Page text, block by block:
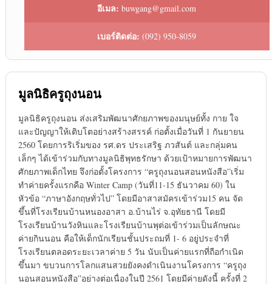
อีเมล: buwgang@gmail.com
เบอร์ติดต่อ: (092) 950-8059
มูลนิธิครูถุงนอน
มูลนิธิครูถุงนอน ส่งเสริมพัฒนาศักยภาพของมนุษย์ทั้ง กาย ใจ
และปัญญาให้เติบโตอย่างสร้างสรรค์ ก่อตั้งเมื่อวันที่ 1 กันยายน
2560 โดยการริเริ่มของ รศ.ดร ประเสริฐ ภวสันต์ และกลุ่มคน
เล็กๆ ได้เข้าร่วมกับทางมูลนิธิพุทธรักษา ด้วยเป้าหมายการพัฒนา
ศักยภาพเด็กไทย จึงก่อตั้งโครงการ “ครูถุงนอนสอนหนังสือ”เริ่ม
ทำค่ายครั้งแรกคือ Winter Camp (วันที่11-15 ธันวาคม 60) ใน
หัวข้อ “ภาษาอังกฤษทั่วไป” โดยมีอาสาสมัครเข้าร่วม15 คน จัด
ขึ้นที่โรงเรียนบ้านหนองอาสา อ.บ้านไร่ จ.อุทัยธานี โดยมี
โรงเรียนบ้านวังหินและโรงเรียนบ้านพุต่อเข้าร่วมเป็นลักษณะ
ค่ายกินนอน คือให้เด็กนักเรียนชั้นประถมที่ 1- 6 อยู่ประจำที่
โรงเรียนตลอดระยะเวลาค่าย 5 วัน นับเป็นค่ายแรกที่ถือกำเนิด
ขึ้นมา ขบวนการโลกแสนสวยยังคงดำเนินงานโครงการ “ครูถุง
นอนสอนหนังสือ”อย่างต่อเนื่องในปี 2561 โดยมีค่ายดังนี้ ครั้งที่ 2